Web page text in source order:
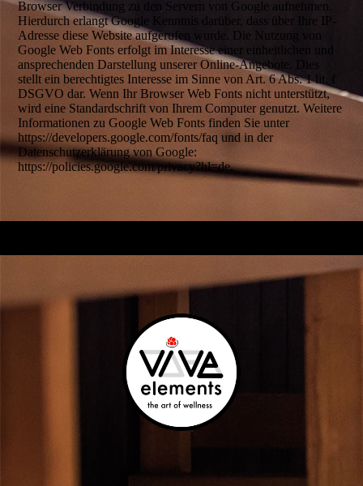
Browser Verbindung zu den Servern von Google aufnehmen.
Hierdurch erlangt Google Kenntnis darüber, dass über Ihre IP-
Adresse diese Website aufgerufen wurde. Die Nutzung von
Google Web Fonts erfolgt im Interesse einer einheitlichen und
ansprechenden Darstellung unserer Online-Angebote. Dies
stellt ein berechtigtes Interesse im Sinne von Art. 6 Abs. 1 lit. f
DSGVO dar. Wenn Ihr Browser Web Fonts nicht unterstützt,
wird eine Standardschrift von Ihrem Computer genutzt. Weitere
Informationen zu Google Web Fonts finden Sie unter
https://developers.google.com/fonts/faq und in der
Datenschutzerklärung von Google:
https://policies.google.com/privacy?hl=de.